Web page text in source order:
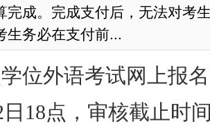
完成。完成支付后，无法对考
生务必在支付前...
位外语考试网上报
日18点，审核截止时